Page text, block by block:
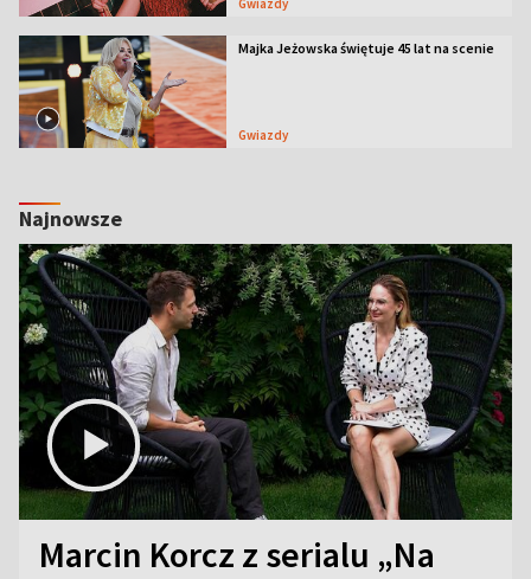
Majka Jeżowska świętuje 45 lat na scenie
Gwiazdy
Najnowsze
Marcin Korcz z serialu „Na